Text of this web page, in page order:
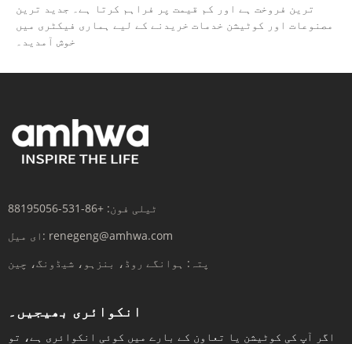
ترین فروخت ہے اور کم قیمت پر فراہم کرتا ہے۔ جدید ترین
مصنوعات اور کوٹیشن خدمات خریدنے کے لیے ہماری فیکٹری میں
خوش آمدید۔
ٹیلی فون: +86-531-88195056
ای میل: renegeng@amhwa.com
پتہ: ہوانگے روڈ، بنزہو، شیڈونگ، چین
انکوائری بھیجیں۔
اگر آپ کی کوٹیشن یا تعاون کے بارے میں کوئی انکوائری ہے، تو